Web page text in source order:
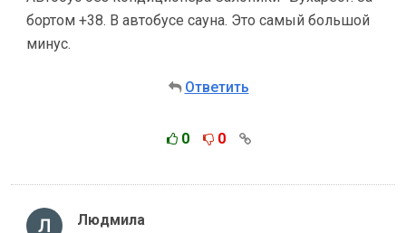
бортом +38. В автобусе сауна. Это самый большой
минус.
Ответить
0 0
Людмила